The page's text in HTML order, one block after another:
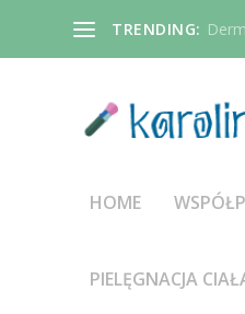
TRENDING:
HOME
PIELĘGNACJA